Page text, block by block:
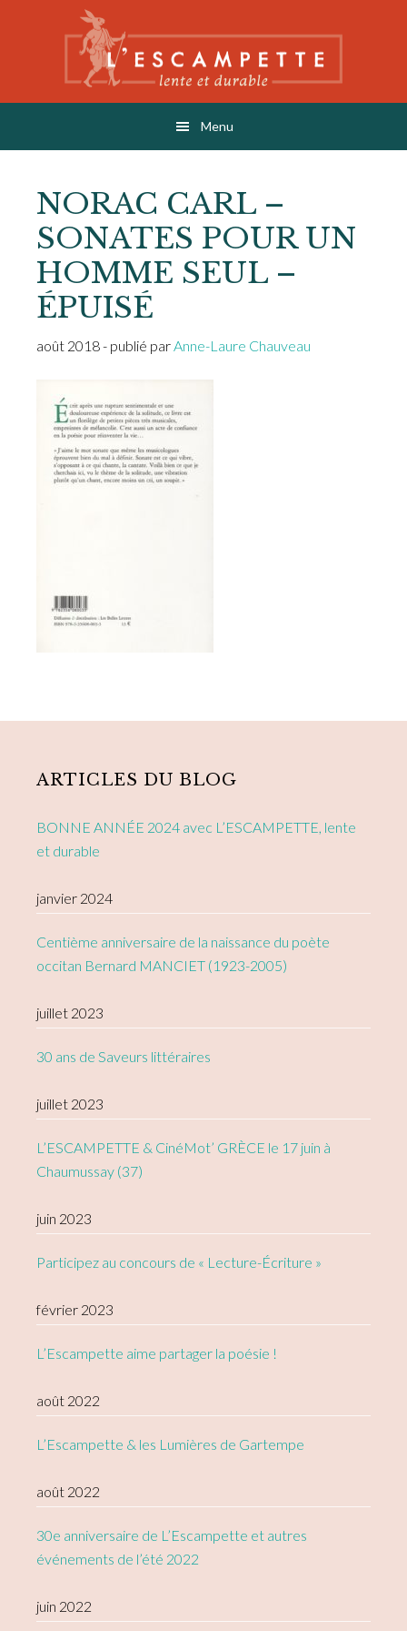
L'ESCAMPETTE
éditions lentes & durables
Menu
NORAC CARL –
SONATES POUR UN
HOMME SEUL –
ÉPUISÉ
août 2018- publié parAnne-Laure Chauveau
Sidebar
ARTICLES DU BLOG
BONNE ANNÉE 2024 avec L’ESCAMPETTE, lente
et durable
janvier 2024
Centième anniversaire de la naissance du poète
occitan Bernard MANCIET (1923-2005)
juillet 2023
30 ans de Saveurs littéraires
juillet 2023
L’ESCAMPETTE & CinéMot’ GRÈCE le 17 juin à
Chaumussay (37)
juin 2023
Participez au concours de « Lecture-Écriture »
février 2023
L’Escampette aime partager la poésie !
août 2022
L’Escampette & les Lumières de Gartempe
août 2022
30e anniversaire de L’Escampette et autres
événements de l’été 2022
juin 2022